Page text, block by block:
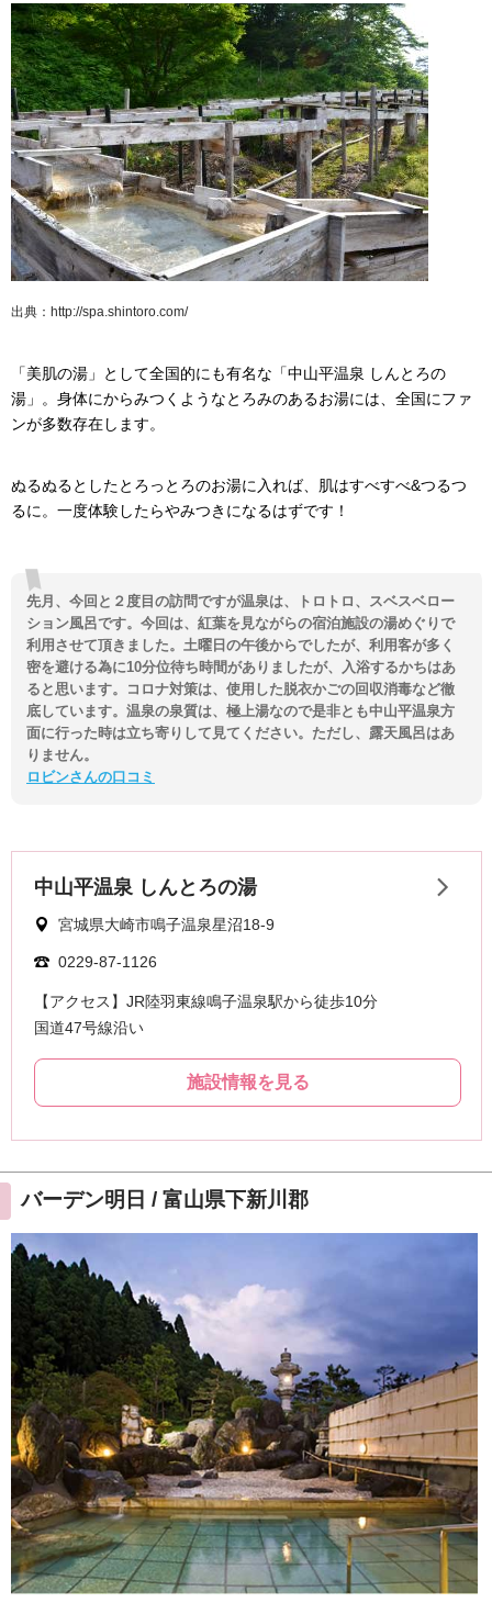
出典：http://spa.shintoro.com/
「美肌の湯」として全国的にも有名な「中山平温泉 しんとろの
湯」。身体にからみつくようなとろみのあるお湯には、全国にファ
ンが多数存在します。
ぬるぬるとしたとろっとろのお湯に入れば、肌はすべすべ&つるつ
るに。一度体験したらやみつきになるはずです！
先月、今回と２度目の訪問ですが温泉は、トロトロ、スベスベロー
ション風呂です。今回は、紅葉を見ながらの宿泊施設の湯めぐりで
利用させて頂きました。土曜日の午後からでしたが、利用客が多く
密を避ける為に10分位待ち時間がありましたが、入浴するかちはあ
ると思います。コロナ対策は、使用した脱衣かごの回収消毒など徹
底しています。温泉の泉質は、極上湯なので是非とも中山平温泉方
面に行った時は立ち寄りして見てください。ただし、露天風呂はあ
りません。
ロビンさんの口コミ
バーデン明日 / 富山県下新川郡